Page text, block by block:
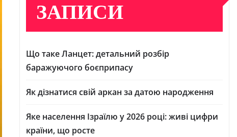
ЗАПИСИ
Що таке Ланцет: детальний розбір
баражуючого боєприпасу
Як дізнатися свій аркан за датою народження
Яке населення Ізраїлю у 2026 році: живі цифри
країни, що росте